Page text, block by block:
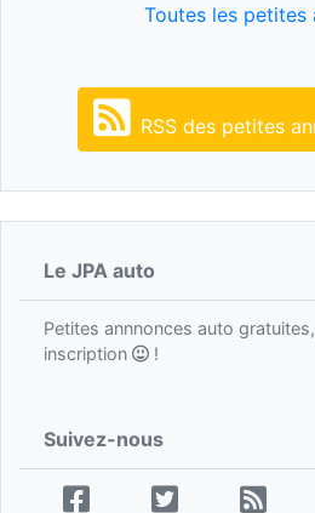
Toutes les petites
RSS des petites
Le JPA auto
Petites annnonces auto
inscription
!
Suivez-nous